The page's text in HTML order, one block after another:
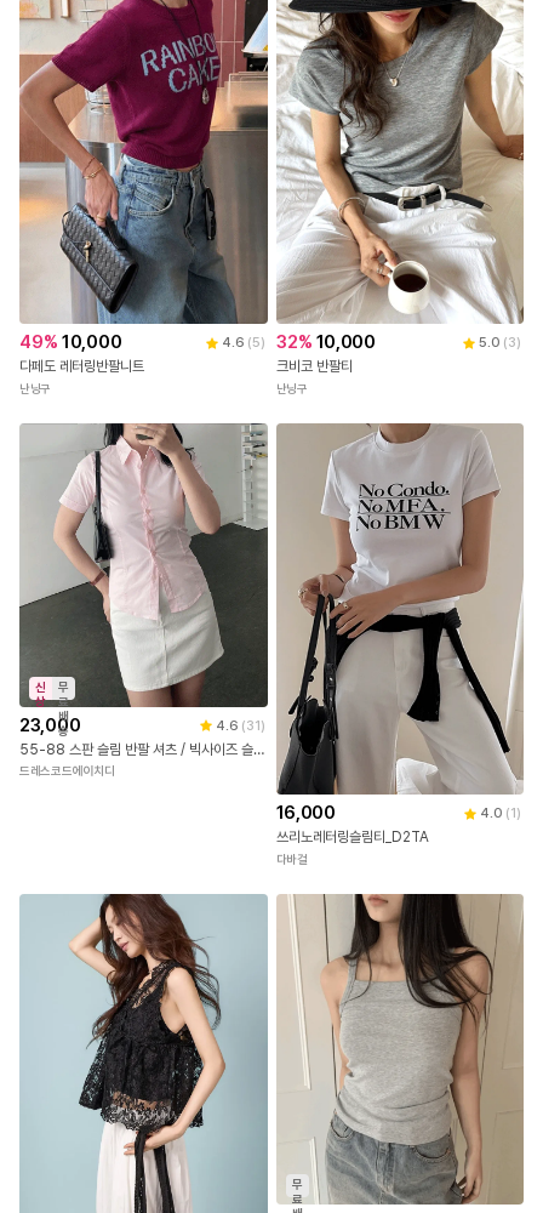
49% 10,000 4.6 (5)
다페도 레터링반팔니트
난닝구
32% 10,000 5.0 (3)
크비코 반팔티
난닝구
신
상
무
료
배
송
23,000 4.6 (31)
55-88 스판 슬림 반팔 셔츠 / 빅사이즈 슬림핏 라인셔츠 66 77
드레스코드에이치디
16,000 4.0 (1 )
쓰리노레터링슬림티_D2TA
다바걸
무
료